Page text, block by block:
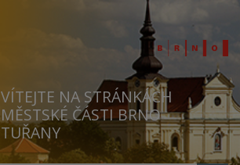
VÍTEJTE NA STRÁNKÁCH
MĚSTSKÉ ČÁSTI BRNO
TUŘANY